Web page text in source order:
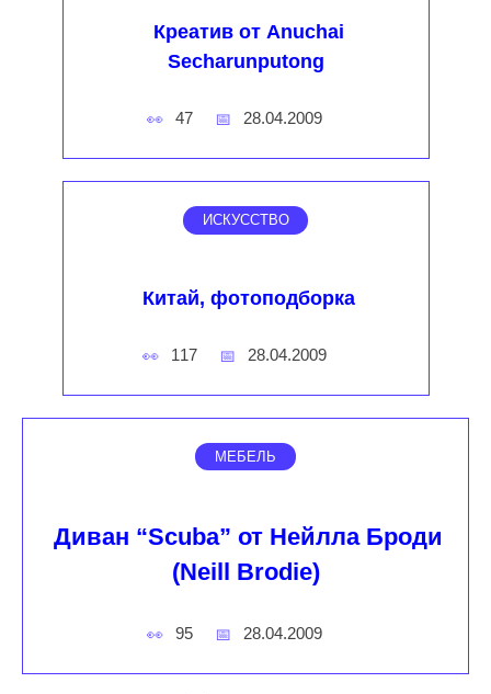
Креатив от Anuchai
Secharunputong
47 28.04.2009
ИСКУССТВО
Китай, фотоподборка
117 28.04.2009
МЕБЕЛЬ
Диван “Scuba” от Нейлла Броди
(Neill Brodie)
95 28.04.2009